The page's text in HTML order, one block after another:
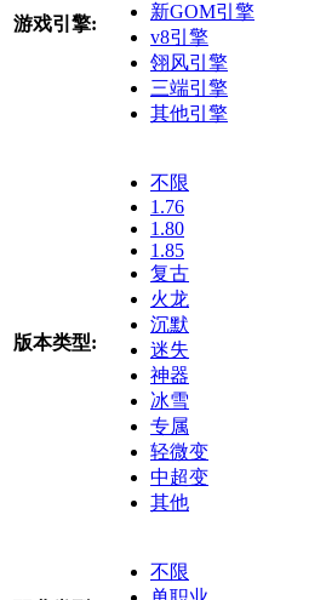
游戏引擎:
新GOM引擎
v8引擎
翎风引擎
三端引擎
其他引擎
版本类型:
不限
1.76
1.80
1.85
复古
火龙
沉默
迷失
神器
冰雪
专属
轻微变
中超变
其他
不限